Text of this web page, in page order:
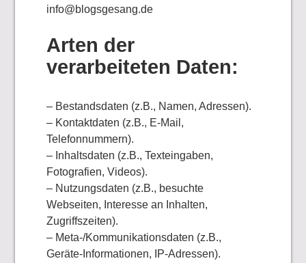
info@blogsgesang.de
Arten der
verarbeiteten Daten:
– Bestandsdaten (z.B., Namen, Adressen).
– Kontaktdaten (z.B., E-Mail,
Telefonnummern).
– Inhaltsdaten (z.B., Texteingaben,
Fotografien, Videos).
– Nutzungsdaten (z.B., besuchte
Webseiten, Interesse an Inhalten,
Zugriffszeiten).
– Meta-/Kommunikationsdaten (z.B.,
Geräte-Informationen, IP-Adressen).